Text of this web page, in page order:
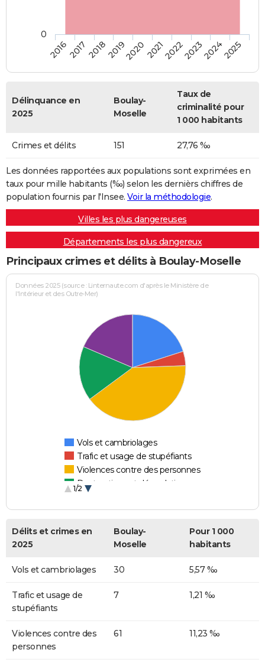
2016201720182019202020212022202320242025
0
Délinquance en
2025
Boulay-
Moselle
Taux de
criminalité pour
1 000 habitants
Crimes et délits 151 27,76 ‰
Les données rapportées aux populations sont exprimées en
taux pour mille habitants (‰) selon les dernièrs chiffres de
population fournis par l'Insee. Voir la méthodologie.
Villes les plus dangereuses
Départements les plus dangereux
Principaux crimes et délits à Boulay-Moselle
Données 2025 (source : Linternaute.com d'après le Ministère de
l'Intérieur et des Outre-Mer)
Vols et cambriolages
Trafic et usage de stupéfiants
Violences contre des personnes
Destructions et dégradations
1/2
Délits et crimes en
2025
Boulay-
Moselle
Pour 1 000
habitants
Vols et cambriolages 30 5,57 ‰
Trafic et usage de
stupéfiants
7 1,21 ‰
Violences contre des
personnes
61 11,23 ‰